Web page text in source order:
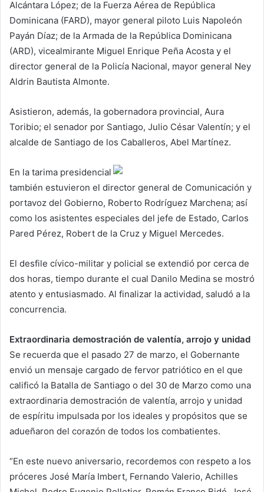
Alcántara López; de la Fuerza Aérea de República
Dominicana (FARD), mayor general piloto Luis Napoleón
Payán Díaz; de la Armada de la República Dominicana
(ARD), vicealmirante Miguel Enrique Peña Acosta y el
director general de la Policía Nacional, mayor general Ney
Aldrin Bautista Almonte.
Asistieron, además, la gobernadora provincial, Aura
Toribio; el senador por Santiago, Julio César Valentín; y el
alcalde de Santiago de los Caballeros, Abel Martínez.
En la tarima presidencial
también estuvieron el director general de Comunicación y
portavoz del Gobierno, Roberto Rodríguez Marchena; así
como los asistentes especiales del jefe de Estado, Carlos
Pared Pérez, Robert de la Cruz y Miguel Mercedes.
El desfile cívico-militar y policial se extendió por cerca de
dos horas, tiempo durante el cual Danilo Medina se mostró
atento y entusiasmado. Al finalizar la actividad, saludó a la
concurrencia.
Extraordinaria demostración de valentía, arrojo y unidad
Se recuerda que el pasado 27 de marzo, el Gobernante
envió un mensaje cargado de fervor patriótico en el que
calificó la Batalla de Santiago o del 30 de Marzo como una
extraordinaria demostración de valentía, arrojo y unidad
de espíritu impulsada por los ideales y propósitos que se
adueñaron del corazón de todos los combatientes.
“En este nuevo aniversario, recordemos con respeto a los
próceres José María Imbert, Fernando Valerio, Achilles